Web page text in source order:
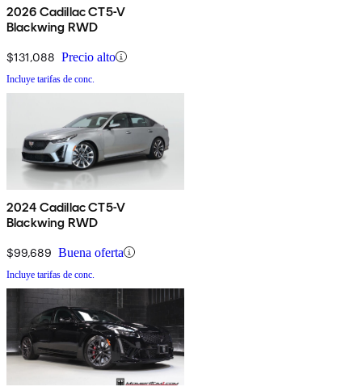
2026 Cadillac CT5-V
Blackwing RWD
$131,088 Precio alto
Incluye tarifas de conc.
2024 Cadillac CT5-V
Blackwing RWD
$99,689 Buena oferta
Incluye tarifas de conc.